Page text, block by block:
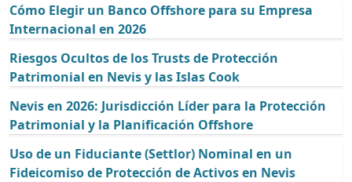
Cómo Elegir un Banco Offshore para su Empresa
Internacional en 2026
Riesgos Ocultos de los Trusts de Protección
Patrimonial en Nevis y las Islas Cook
Nevis en 2026: Jurisdicción Líder para la Protección
Patrimonial y la Planificación Offshore
Uso de un Fiduciante (Settlor) Nominal en un
Fideicomiso de Protección de Activos en Nevis